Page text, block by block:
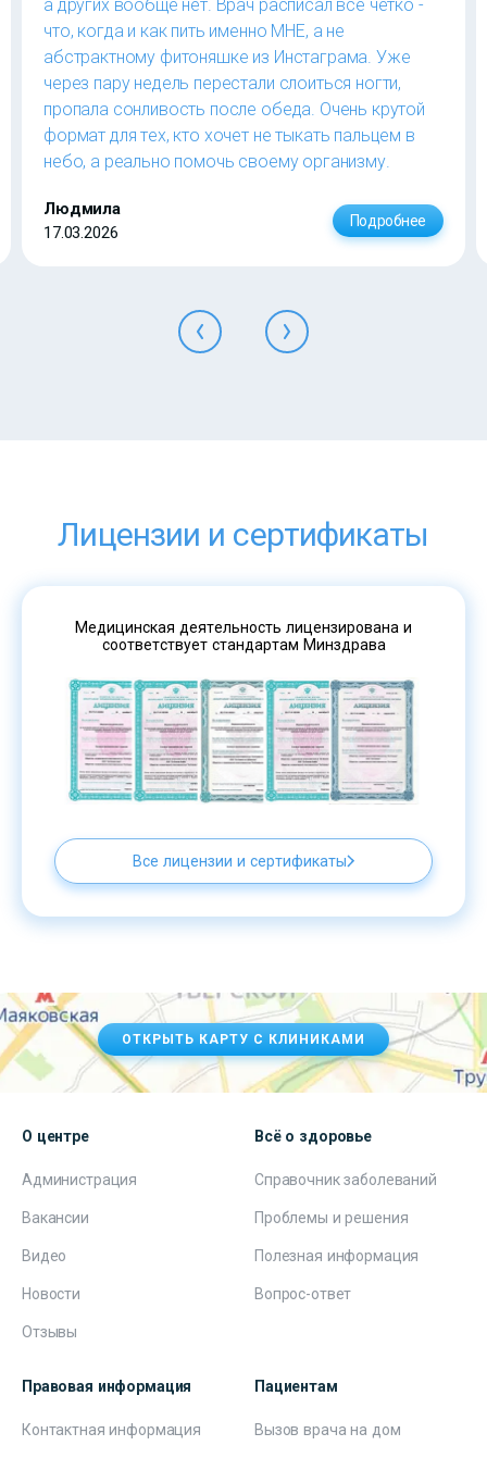
а других вообще нет. Врач расписал все четко -
что, когда и как пить именно МНЕ, а не
абстрактному фитоняшке из Инстаграма. Уже
через пару недель перестали слоиться ногти,
пропала сонливость после обеда. Очень крутой
формат для тех, кто хочет не тыкать пальцем в
небо, а реально помочь своему организму.
Людмила
17.03.2026
Подробнее
Лицензии и сертификаты
Медицинская деятельность лицензирована и
соответствует стандартам Минздрава
Все лицензии и сертификаты
ОТКРЫТЬ КАРТУ С КЛИНИКАМИ
О центре
Администрация
Вакансии
Видео
Новости
Отзывы
Всё о здоровье
Справочник заболеваний
Проблемы и решения
Полезная информация
Вопрос-ответ
Правовая информация
Контактная информация
Пациентам
Вызов врача на дом